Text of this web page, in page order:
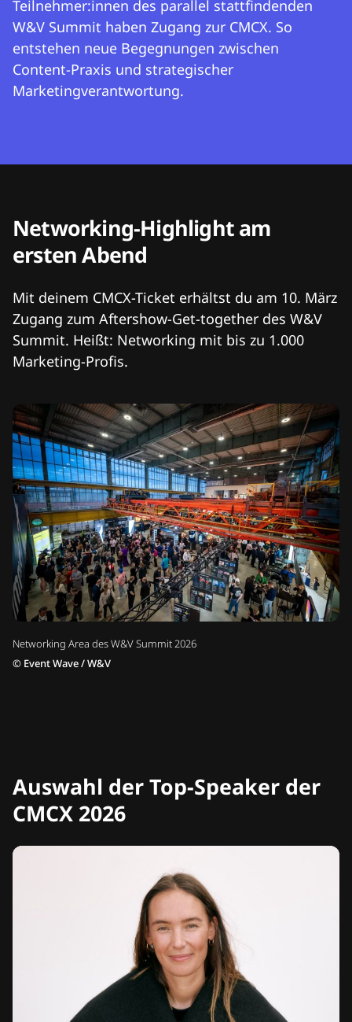
Teilnehmer:innen des parallel stattfindenden
W&V Summit haben Zugang zur CMCX. So
entstehen neue Begegnungen zwischen
Content-Praxis und strategischer
Marketingverantwortung.
Networking Area des W&V Summit 2026
© Event Wave / W&V
Networking-Highlight am
ersten Abend
Mit deinem CMCX-Ticket erhältst du am 10. März
Zugang zum Aftershow-Get-together des W&V
Summit. Heißt: Networking mit bis zu 1.000
Marketing-Profis.
Auswahl der Top-Speaker der
CMCX 2026